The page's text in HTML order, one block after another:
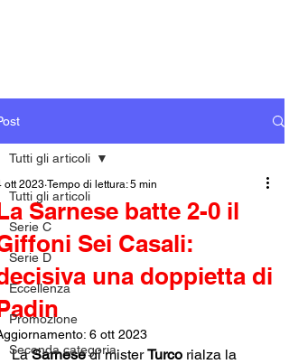
Tutti gli articoli
Serie C
Serie D
Eccellenza
Promozione
Seconda categoria
Tutti gli articoli
Sarnese batte 2-0 il
Sei Casali:
una doppietta di
ott 2023 Tempo di lettura: 5 min
6 ott 2023
La Sarnese di mister Turco rialza la